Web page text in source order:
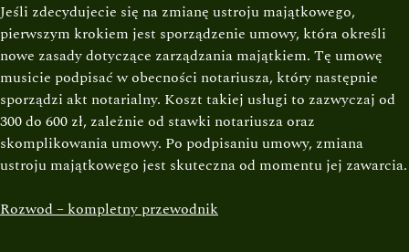
Jeśli zdecydujecie się na zmianę ustroju majątkowego,
pierwszym krokiem jest sporządzenie umowy, która określi
nowe zasady dotyczące zarządzania majątkiem. Tę umowę
musicie podpisać w obecności notariusza, który następnie
sporządzi akt notarialny. Koszt takiej usługi to zazwyczaj od
300 do 600 zł, zależnie od stawki notariusza oraz
skomplikowania umowy. Po podpisaniu umowy, zmiana
ustroju majątkowego jest skuteczna od momentu jej zawarcia.
Rozwod – kompletny przewodnik